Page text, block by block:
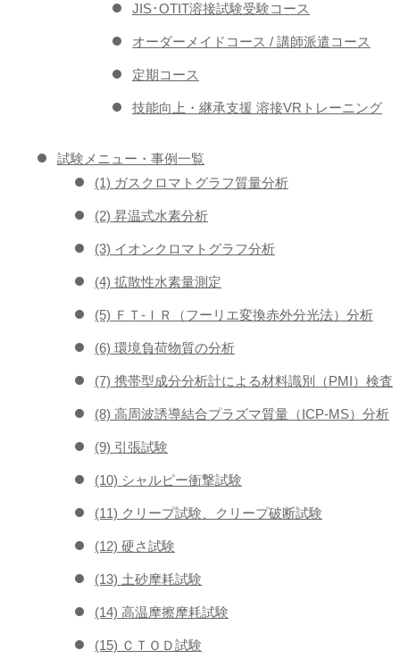
JIS･OTIT溶接試験受験コース
オーダーメイドコース / 講師派遣コース
定期コース
技能向上・継承支援 溶接VRトレーニング
試験メニュー・事例一覧
(1) ガスクロマトグラフ質量分析
(2) 昇温式水素分析
(3) イオンクロマトグラフ分析
(4) 拡散性水素量測定
(5) ＦＴ-ＩＲ（フーリエ変換赤外分光法）分析
(6) 環境負荷物質の分析
(7) 携帯型成分分析計による材料識別（PMI）検査
(8) 高周波誘導結合プラズマ質量（ICP-MS）分析
(9) 引張試験
(10) シャルピー衝撃試験
(11) クリープ試験、クリープ破断試験
(12) 硬さ試験
(13) 土砂摩耗試験
(14) 高温摩擦摩耗試験
(15) ＣＴＯＤ試験